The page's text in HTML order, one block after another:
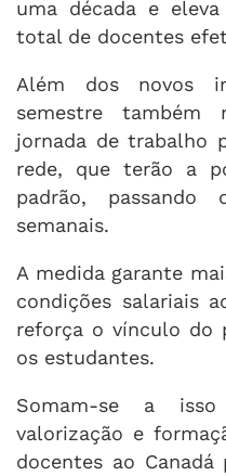
uma década e
total de docentes
Além dos novos
semestre também
jornada de trabalho
rede, que terão a
padrão,
semanais.
A medida garante
condições salariais
reforça o vínculo do
os estudantes.
Somam-se a
valorização e
docentes ao Canadá